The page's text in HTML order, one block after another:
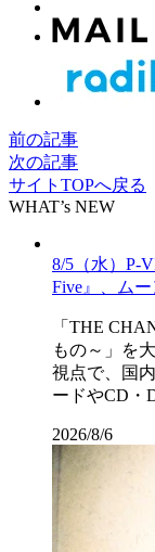
前の記事
次の記事
サイトTOPへ戻る
WHAT’s NEW
8/5（水）P-
Five』、ムー
「THE
もの～」を
視点で、国
ードやCD
2026/8/6